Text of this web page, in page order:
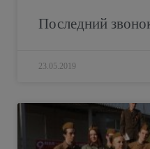
Последний
23.05.2019